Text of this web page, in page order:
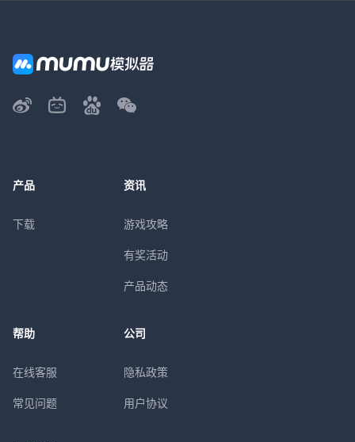
产品
下载
资讯
游戏攻略
有奖活动
产品动态
帮助
在线客服
常见问题
公司
隐私政策
用户协议